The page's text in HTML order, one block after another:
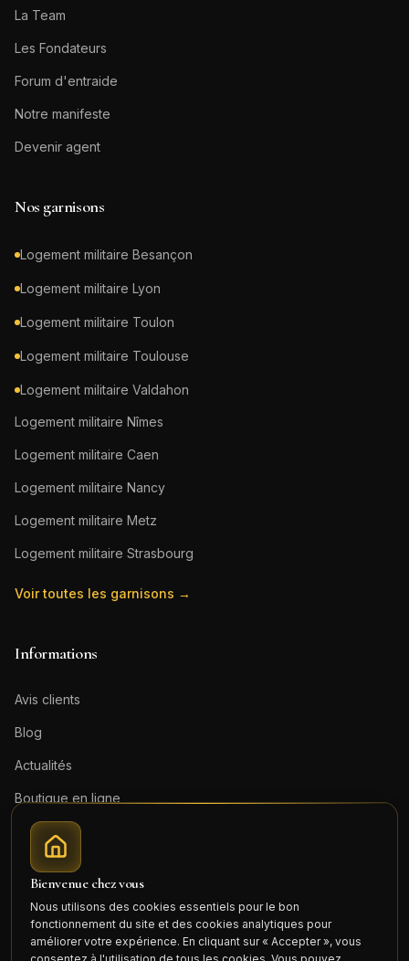
La Team
Les Fondateurs
Forum d'entraide
Notre manifeste
Devenir agent
Nos garnisons
Logement militaire Besançon
Logement militaire Lyon
Logement militaire Toulon
Logement militaire Toulouse
Logement militaire Valdahon
Logement militaire Nîmes
Logement militaire Caen
Logement militaire Nancy
Logement militaire Metz
Logement militaire Strasbourg
Voir toutes les garnisons →
Informations
Avis clients
Blog
Actualités
Boutique en ligne
Contact
Mentions légales
Connexion
Bienvenue chez vous
Nous utilisons des cookies essentiels pour le bon
fonctionnement du site et des cookies analytiques pour
améliorer votre expérience. En cliquant sur « Accepter », vous